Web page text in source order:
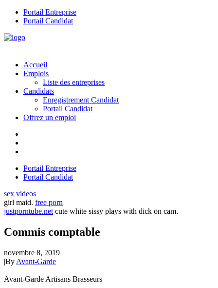
Portail Entreprise
Portail Candidat
Accueil
Emplois
Liste des entreprises
Candidats
Enregistrement Candidat
Portail Candidat
Offrez un emploi
Portail Entreprise
Portail Candidat
sex videos
girl maid. free porn
justporntube.net cute white sissy plays with dick on cam.
Commis comptable
novembre 8, 2019
|By Avant-Garde
Avant-Garde Artisans Brasseurs